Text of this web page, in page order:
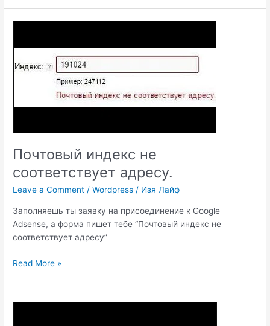
в
шаблоне,
найден
или
заблокирован.
Почтовый индекс не
соответствует адресу.
Leave a Comment /Wordpress / Изя Лайф
Заполняешь ты заявку на присоединение к Google
Adsense, а форма пишет тебе “Почтовый индекс не
соответствует адресу”
Почтовый
не
соответствует
Read More »